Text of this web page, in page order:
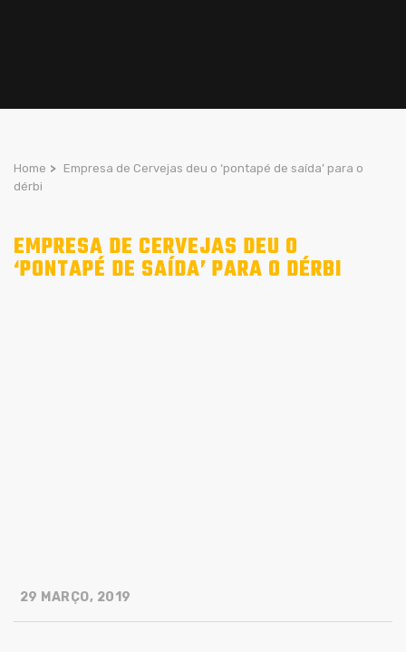
Home > Empresa de Cervejas deu o ‘pontapé de saída’ para o
dérbi
EMPRESA DE CERVEJAS DEU O
‘PONTAPÉ DE SAÍDA’ PARA O DÉRBI
29 MARÇO, 2019